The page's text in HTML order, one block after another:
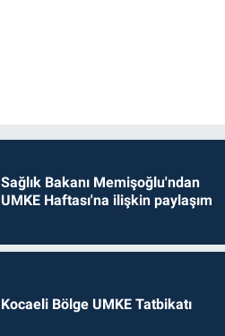
Sağlık Bakanı Memişoğlu'ndan
UMKE Haftası'na ilişkin paylaşım
Kocaeli Bölge UMKE Tatbikatı